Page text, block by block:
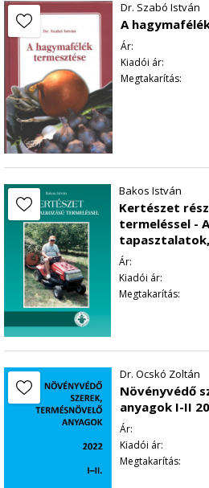
Árukezeléss, fertôtlenítés
Értékesítéshezz
Felhasználtt irodalom
A búzára vonatkozó
A kukoricára vonatkozó
Függelék
Dr. Szabó István
A
Ár:
Kiadói ár:
Megtakarítás:
Bakos István
Kertészet
termeléssel -
Ár:
Kiadói ár:
Megtakarítás:
Dr. Ocskó Zoltán
Növényvédő
anyagok I-II
Ár:
Kiadói ár:
Megtakarítás: